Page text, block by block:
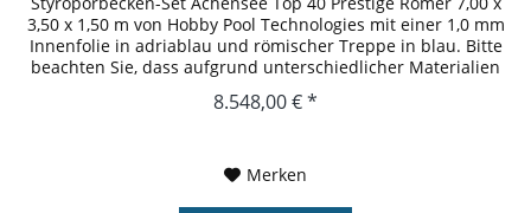
3,50 x 1,50 m von Hobby Pool Technologies mit einer 1,0 mm
Innenfolie in adriablau und römischer Treppe in blau. Bitte
beachten Sie, dass aufgrund unterschiedlicher Materialien
8.548,00 € *
Merken